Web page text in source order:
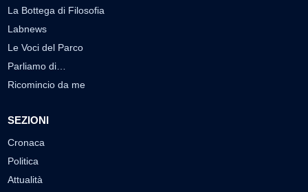
La Bottega di Filosofia
Labnews
Le Voci del Parco
Parliamo di…
Ricomincio da me
SEZIONI
Cronaca
Politica
Attualità